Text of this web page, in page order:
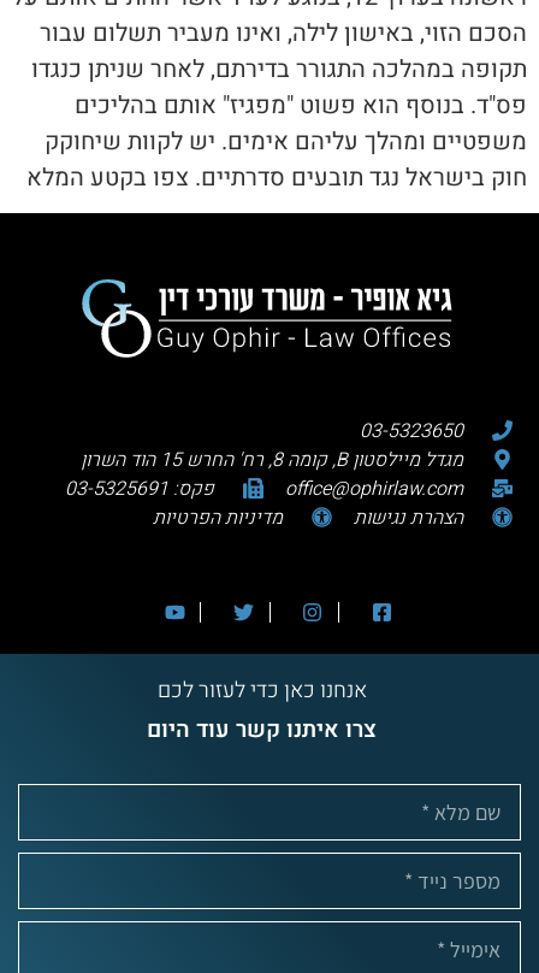
הסכם הזוי, באישון לילה, ואינו מעביר תשלום עבור
תקופה במהלכה התגורר בדירתם, לאחר שניתן כנגדו
פס"ד. בנוסף הוא פשוט "מפגיז" אותם בהליכים
משפטיים ומהלך עליהם אימים. יש לקוות שיחוקק
חוק בישראל נגד תובעים סדרתיים. צפו בקטע המלא
03-5323650
מגדל מיילסטון B, קומה 8, רח' החרש 15 הוד השרון
office@ophirlaw.com
פקס: 03-5325691
הצהרת נגישות
מדיניות הפרטיות
אנחנו כאן כדי לעזור לכם
צרו איתנו קשר עוד היום